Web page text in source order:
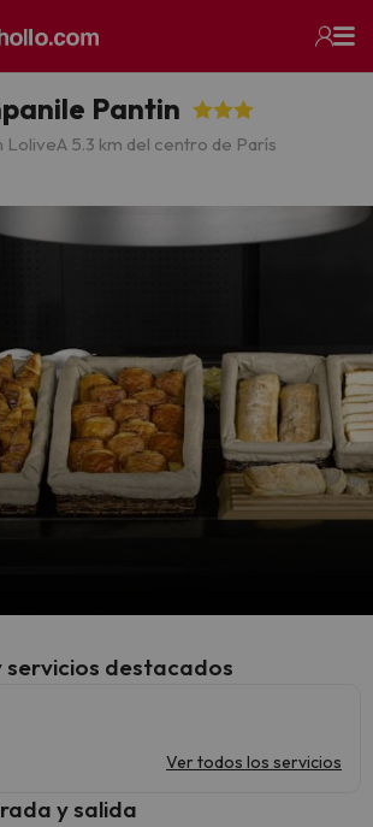
Pantin
LoliveA 5.3 km del centro de París
servicios destacados
Ver todos los servicios
y salida